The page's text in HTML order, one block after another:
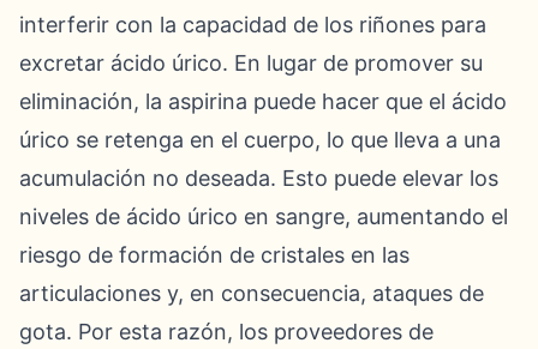
interferir con la capacidad de los riñones para
excretar ácido úrico. En lugar de promover su
eliminación, la aspirina puede hacer que el ácido
úrico se retenga en el cuerpo, lo que lleva a una
acumulación no deseada. Esto puede elevar los
niveles de ácido úrico en sangre, aumentando el
riesgo de formación de cristales en las
articulaciones y, en consecuencia, ataques de
gota. Por esta razón, los proveedores de